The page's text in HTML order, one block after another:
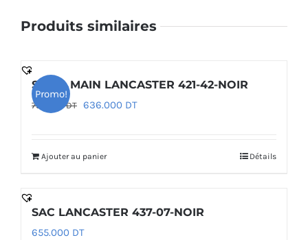
Produits similaires
Promo!
SAC À MAIN LANCASTER 421-42-NOIR
795.000DT Le
était :
636.000 DTLe
Ajouter au panier Détails
SAC LANCASTER 437-07-NOIR
655.000 DT